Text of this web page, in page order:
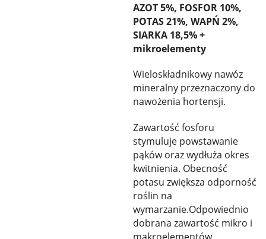
AZOT 5%, FOSFOR 10%,
POTAS 21%, WAPŃ 2%,
SIARKA 18,5% +
mikroelementy
Wieloskładnikowy nawóz
mineralny przeznaczony do
nawożenia hortensji.
Zawartość fosforu
stymuluje powstawanie
pąków oraz wydłuża okres
kwitnienia. Obecność
potasu zwiększa odporność
roślin na
wymarzanie.Odpowiednio
dobrana zawartość mikro i